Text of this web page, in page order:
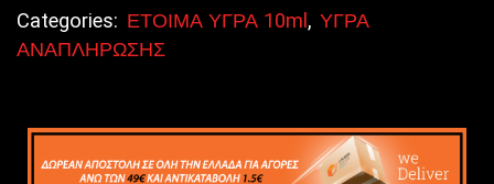
Categories: ΕΤΟΙΜΑ ΥΓΡΑ 10ml , ΥΓΡΑ
ΑΝΑΠΛΗΡΩΣΗΣ